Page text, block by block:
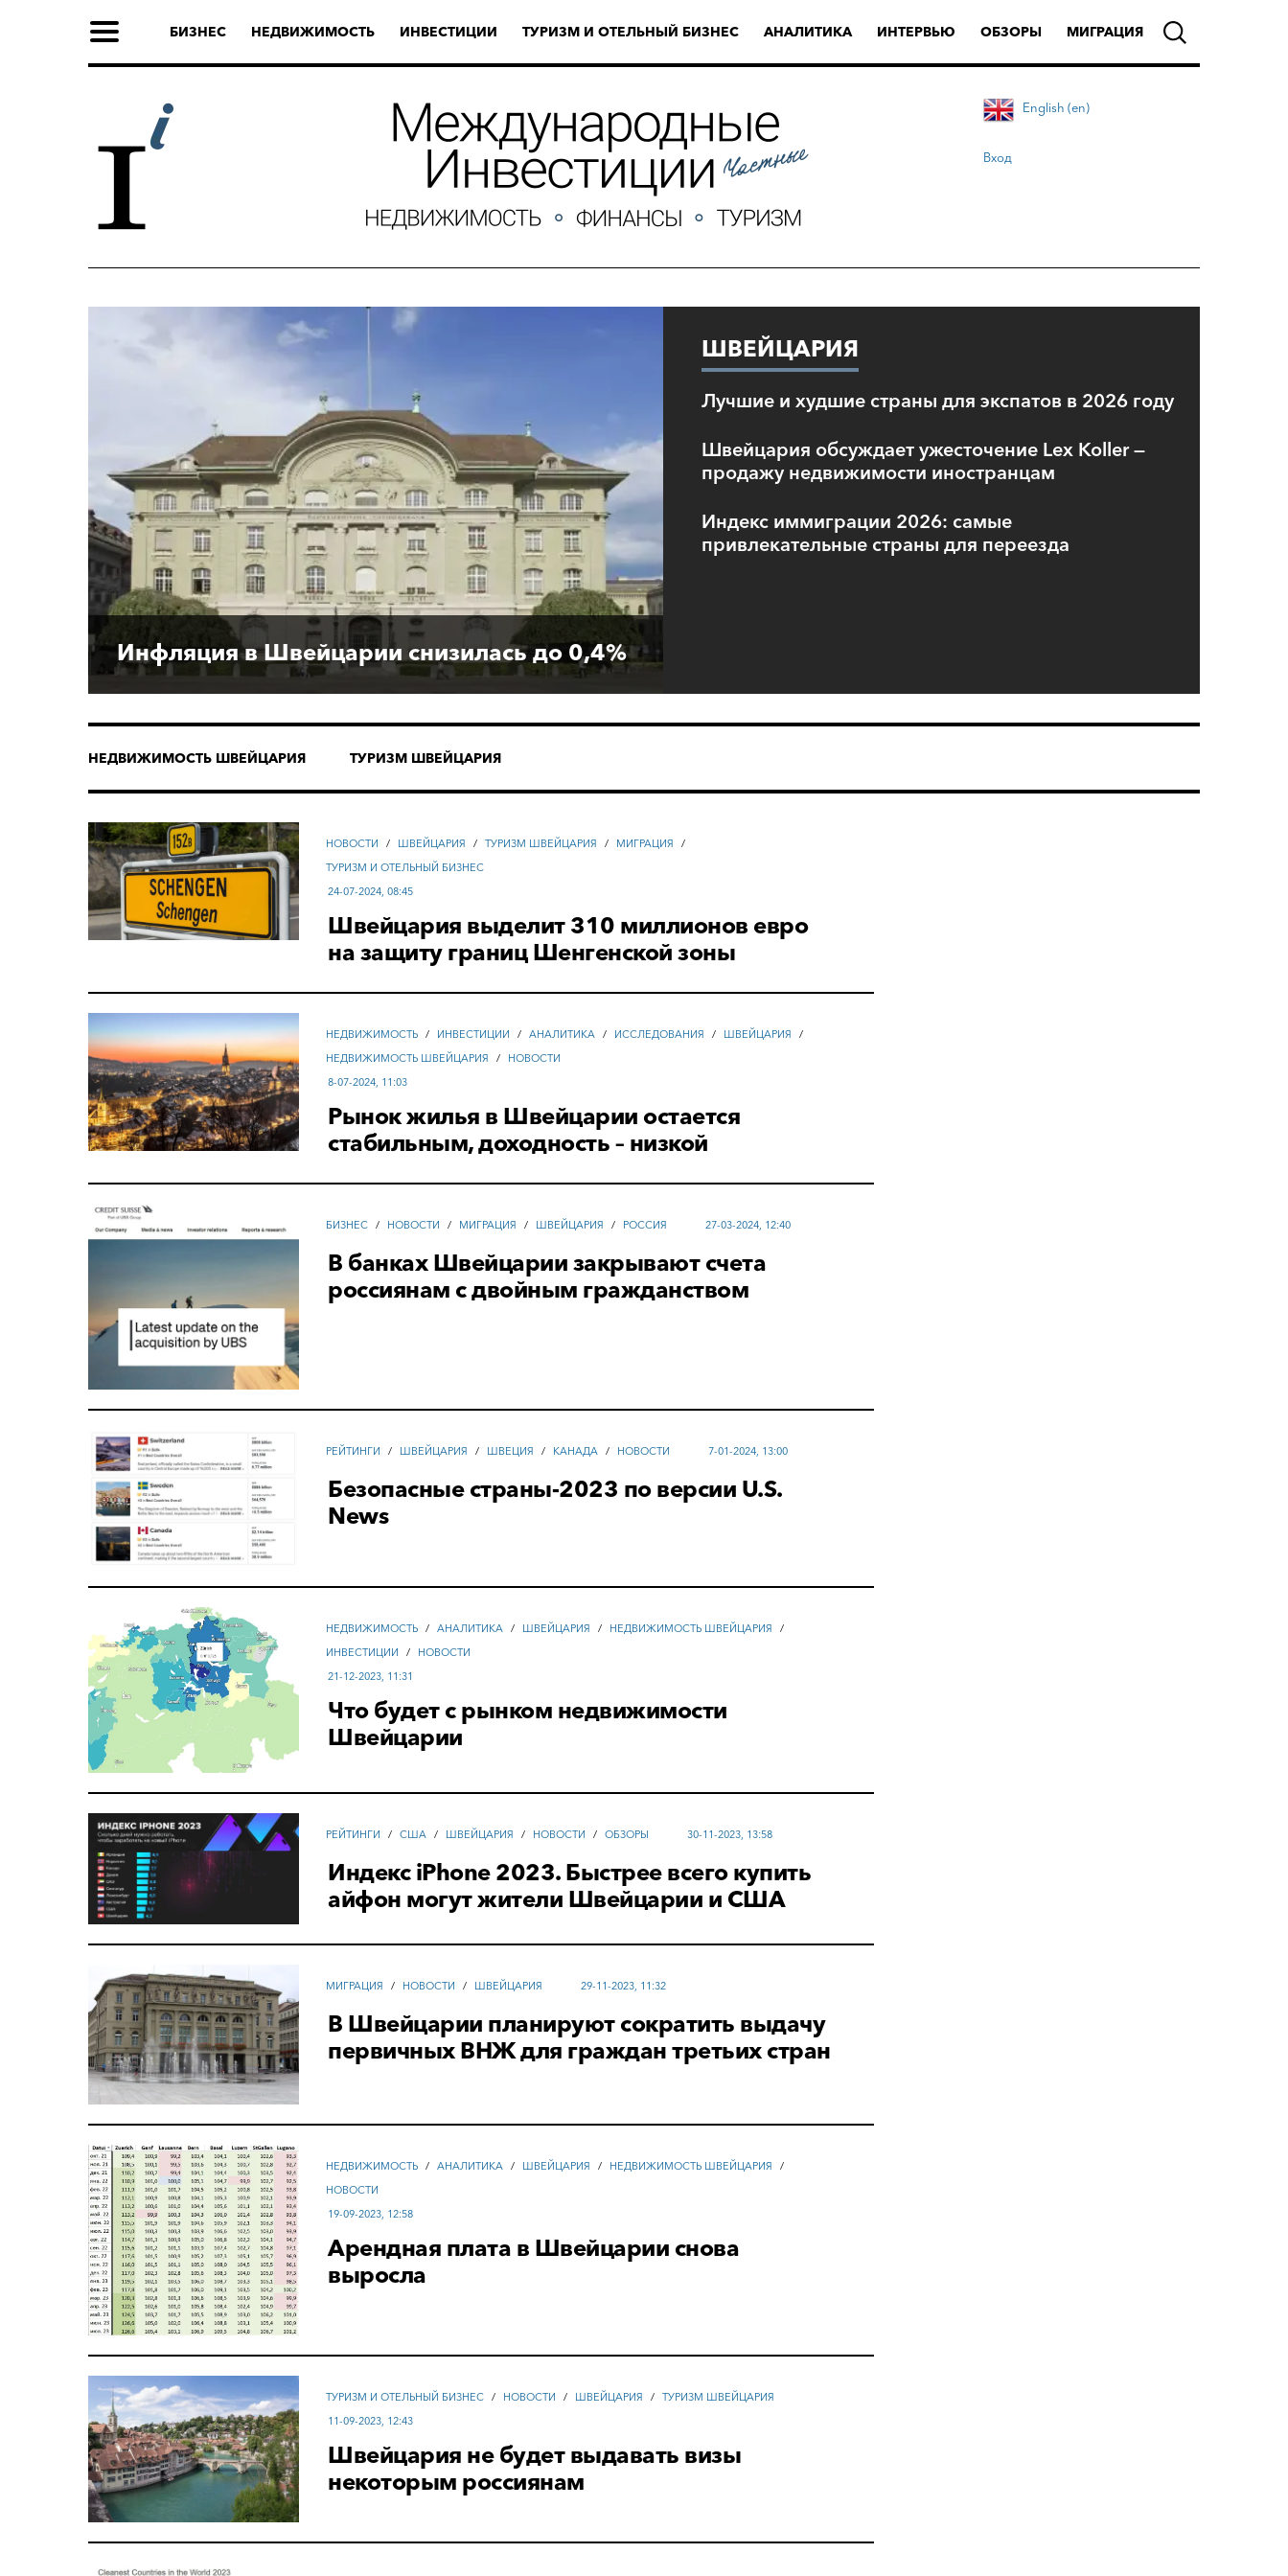
БИЗНЕС НЕДВИЖИМОСТЬ ИНВЕСТИЦИИ ТУРИЗМ И ОТЕЛЬНЫЙ БИЗНЕС АНАЛИТИКА ИНТЕРВЬЮ ОБЗОРЫ МИГРАЦИЯ
English (en)
Вход
Инфляция в Швейцарии снизилась до 0,4%
ШВЕЙЦАРИЯ
Лучшие и худшие страны для экспатов в 2026 году
Швейцария обсуждает ужесточение Lex Koller —
продажу недвижимости иностранцам
Индекс иммиграции 2026: самые
привлекательные страны для переезда
НЕДВИЖИМОСТЬ ШВЕЙЦАРИЯ ТУРИЗМ ШВЕЙЦАРИЯ
НОВОСТИ / ШВЕЙЦАРИЯ / ТУРИЗМ ШВЕЙЦАРИЯ / МИГРАЦИЯ
/
ТУРИЗМ И ОТЕЛЬНЫЙ БИЗНЕС
24-07-2024, 08:45
Швейцария выделит 310 миллионов евро
на защиту границ Шенгенской зоны
НЕДВИЖИМОСТЬ / ИНВЕСТИЦИИ / АНАЛИТИКА / ИССЛЕДОВАНИЯ / ШВЕЙЦАРИЯ
/
НЕДВИЖИМОСТЬ ШВЕЙЦАРИЯ
/
НОВОСТИ
8-07-2024, 11:03
Рынок жилья в Швейцарии остается
стабильным, доходность – низкой
БИЗНЕС / НОВОСТИ / МИГРАЦИЯ / ШВЕЙЦАРИЯ / РОССИЯ 27-03-2024, 12:40
В банках Швейцарии закрывают счета
россиянам с двойным гражданством
РЕЙТИНГИ / ШВЕЙЦАРИЯ / ШВЕЦИЯ / КАНАДА / НОВОСТИ 7-01-2024, 13:00
Безопасные страны-2023 по версии U.S.
News
НЕДВИЖИМОСТЬ / АНАЛИТИКА / ШВЕЙЦАРИЯ / НЕДВИЖИМОСТЬ ШВЕЙЦАРИЯ
/
ИНВЕСТИЦИИ
/
НОВОСТИ
21-12-2023, 11:31
Что будет с рынком недвижимости
Швейцарии
РЕЙТИНГИ / США / ШВЕЙЦАРИЯ / НОВОСТИ / ОБЗОРЫ 30-11-2023, 13:58
Индекс iPhone 2023. Быстрее всего купить
айфон могут жители Швейцарии и США
МИГРАЦИЯ / НОВОСТИ / ШВЕЙЦАРИЯ 29-11-2023, 11:32
В Швейцарии планируют сократить выдачу
первичных ВНЖ для граждан третьих стран
НЕДВИЖИМОСТЬ / АНАЛИТИКА / ШВЕЙЦАРИЯ / НЕДВИЖИМОСТЬ ШВЕЙЦАРИЯ
/
НОВОСТИ
19-09-2023, 12:58
Арендная плата в Швейцарии снова
выросла
ТУРИЗМ И ОТЕЛЬНЫЙ БИЗНЕС / НОВОСТИ / ШВЕЙЦАРИЯ / ТУРИЗМ ШВЕЙЦАРИЯ
11-09-2023, 12:43
Швейцария не будет выдавать визы
некоторым россиянам